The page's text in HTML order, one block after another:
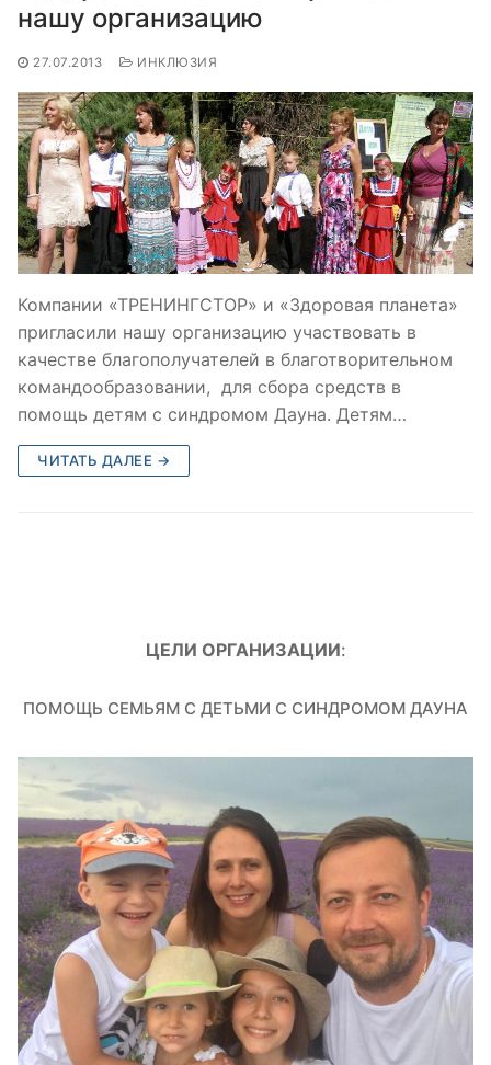
нашу организацию
27.07.2013 ИНКЛЮЗИЯ
Компании «ТРЕНИНГСТОР» и «Здоровая планета»
пригласили нашу организацию участвовать в
качестве благополучателей в благотворительном
командообразовании, для сбора средств в
помощь детям с синдромом Дауна. Детям…
ЧИТАТЬ ДАЛЕЕ →
ЦЕЛИ ОРГАНИЗАЦИИ:
ПОМОЩЬ СЕМЬЯМ С ДЕТЬМИ С СИНДРОМОМ ДАУНА